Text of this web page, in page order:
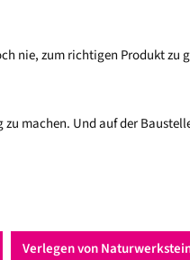
nie, zum richtigen Produkt zu
machen. Und auf der
Verlegen von